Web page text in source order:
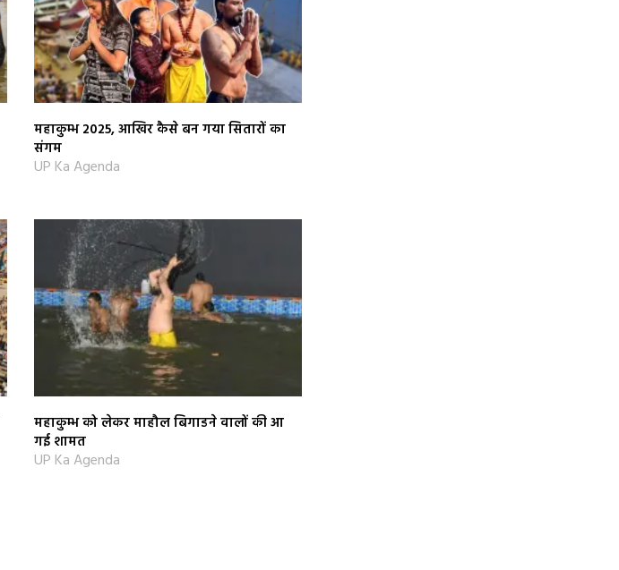
महाकुम्भ 2025, आखिर कैसे बन गया सितारों का
संगम
UP Ka Agenda
महाकुम्भ को लेकर माहौल बिगाडने वालों की आ
गई शामत
UP Ka Agenda